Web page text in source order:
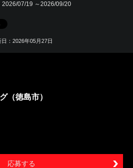
2026/07/19 ～2026/09/20
日：2026年05月27日
（徳島市）
応募する